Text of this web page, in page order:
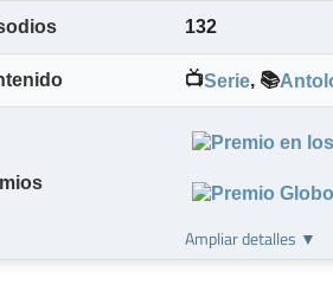
132
📺Serie, 📚
Ampliar detalles ▼